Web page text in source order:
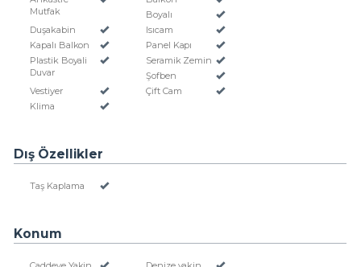
Mutfak
Boyalı
Duşakabin
Isıcam
Kapalı Balkon
Panel Kapı
Plastik Boyali
Duvar
Seramik Zemin
Şofben
Vestiyer
Çift Cam
Klima
Dış Özellikler
Taş Kaplama
Konum